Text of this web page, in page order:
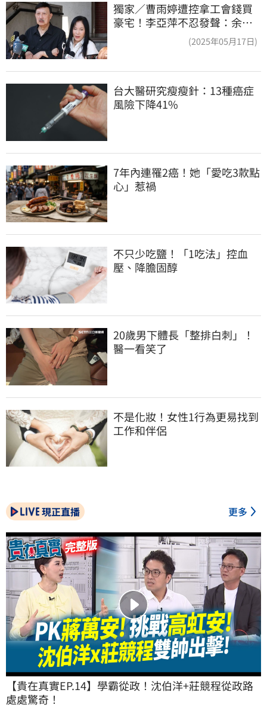
獨家／曹雨婷遭控拿工會錢買
豪宅！李亞萍不忍發聲：余天
(2025年05月17日)
台大醫研究瘦瘦針：13種癌症
風險下降41%
7年內連罹2癌！她「愛吃3款點
心」惹禍
不只少吃鹽！「1吃法」控血
壓、降膽固醇
20歲男下體長「整排白刺」！
醫一看笑了
不是化妝！女性1行為更易找到
工作和伴侶
現正直播 更多
【貴在真實EP.14】學霸從政！沈伯洋+莊競程從政路
處處驚奇！